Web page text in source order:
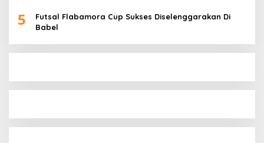
5
Futsal Flabamora Cup Sukses Diselenggarakan Di
Babel